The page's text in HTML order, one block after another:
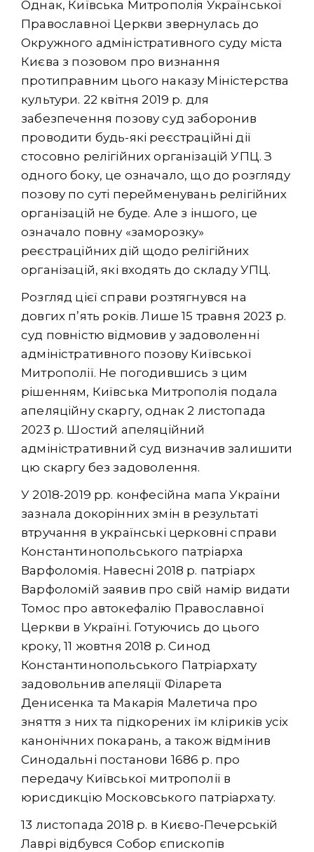
Однак, Київська Митрополія Української
Православної Церкви звернулась до
Окружного адміністративного суду міста
Києва з позовом про визнання
протиправним цього наказу Міністерства
культури. 22 квітня 2019 р. для
забезпечення позову суд заборонив
проводити будь-які реєстраційні дії
стосовно релігійних організацій УПЦ. З
одного боку, це означало, що до розгляду
позову по суті перейменувань релігійних
організацій не буде. Але з іншого, це
означало повну «заморозку»
реєстраційних дій щодо релігійних
організацій, які входять до складу УПЦ.
Розгляд цієї справи розтягнувся на
довгих п’ять років. Лише 15 травня 2023 р.
суд повністю відмовив у задоволенні
адміністративного позову Київської
Митрополії. Не погодившись з цим
рішенням, Київська Митрополія подала
апеляційну скаргу, однак 2 листопада
2023 р. Шостий апеляційний
адміністративний суд визначив залишити
цю скаргу без задоволення.
У 2018-2019 рр. конфесійна мапа України
зазнала докорінних змін в результаті
втручання в українські церковні справи
Константинопольського патріарха
Варфоломія. Навесні 2018 р. патріарх
Варфоломій заявив про свій намір видати
Томос про автокефалію Православної
Церкви в Україні. Готуючись до цього
кроку, 11 жовтня 2018 р. Синод
Константинопольського Патріархату
задовольнив апеляції Філарета
Денисенка та Макарія Малетича про
зняття з них та підкорених їм кліриків усіх
канонічних покарань, а також відмінив
Синодальні постанови 1686 р. про
передачу Київської митрополії в
юрисдикцію Московського патріархату.
13 листопада 2018 р. в Києво-Печерській
Лаврі відбувся Собор єпископів